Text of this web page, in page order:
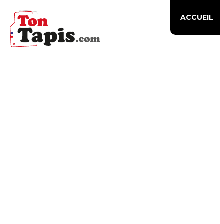
ACCUEIL